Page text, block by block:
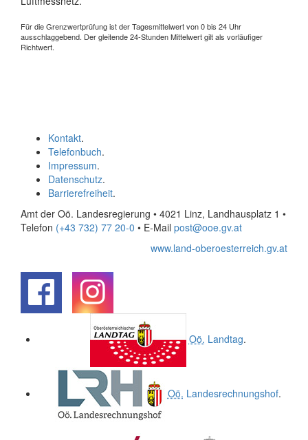
Für die Grenzwertprüfung ist der Tagesmittelwert von 0 bis 24 Uhr
ausschlaggebend. Der gleitende 24-Stunden Mittelwert gilt als vorläufiger
Richtwert.
Kontakt.
Telefonbuch.
Impressum.
Datenschutz.
Barrierefreiheit.
Amt der Oö. Landesregierung • 4021 Linz, Landhausplatz 1 •
Telefon (+43 732) 77 20-0 • E-Mail post@ooe.gv.at
www.land-oberoesterreich.gv.at
Oö. Landtag.
Oö. Landesrechnungshof.